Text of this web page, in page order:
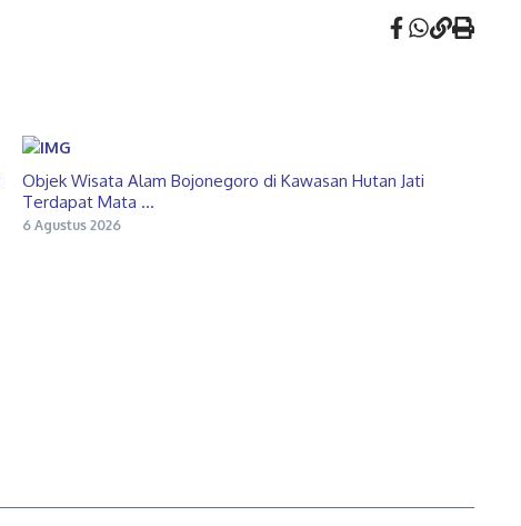
Objek Wisata Alam Bojonegoro di Kawasan Hutan Jati
Terdapat Mata ...
6 Agustus 2026